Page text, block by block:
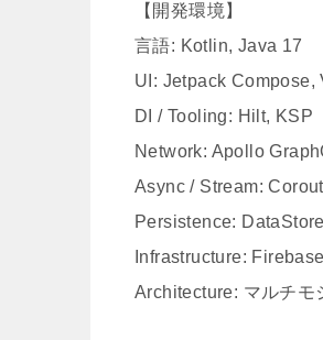
【開発環境】
言語: Kotlin, Java 17
UI: Jetpack
DI / Tooling: Hilt, KSP
Network: Apollo
Async / Stream:
Persistence: DataStore
Infrastructure:
Architecture: マルチ